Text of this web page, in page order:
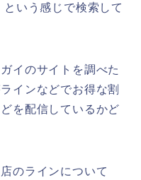
いう感じで検索して
イのサイトを調べた
インなどでお得な割
を配信しているかど
のラインについて